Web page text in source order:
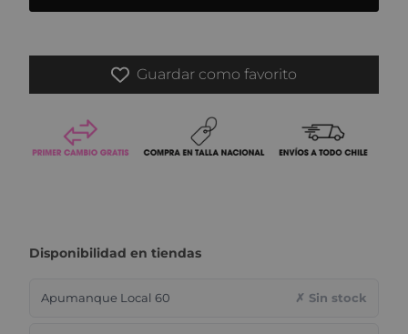
Guardar como favorito
Disponibilidad en tiendas
Apumanque Local 60 ✗ Sin stock